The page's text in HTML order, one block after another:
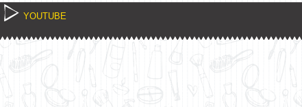
YOUTUBE